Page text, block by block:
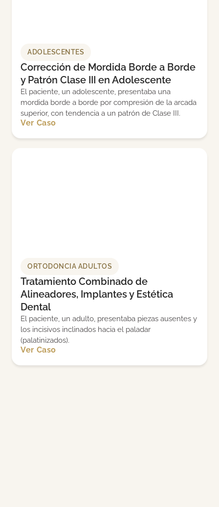
ADOLESCENTES
Corrección de Mordida Borde a Borde
y Patrón Clase III en Adolescente
El paciente, un adolescente, presentaba una
mordida borde a borde por compresión de la arcada
superior, con tendencia a un patrón de Clase III.
Ver Caso
ORTODONCIA ADULTOS
Tratamiento Combinado de
Alineadores, Implantes y Estética
Dental
El paciente, un adulto, presentaba piezas ausentes y
los incisivos inclinados hacia el paladar
(palatinizados).
Ver Caso